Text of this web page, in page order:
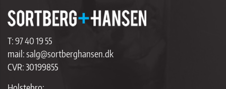
T:97 40 19 55
mail:salg@sortberghansen.dk
CVR: 30199855